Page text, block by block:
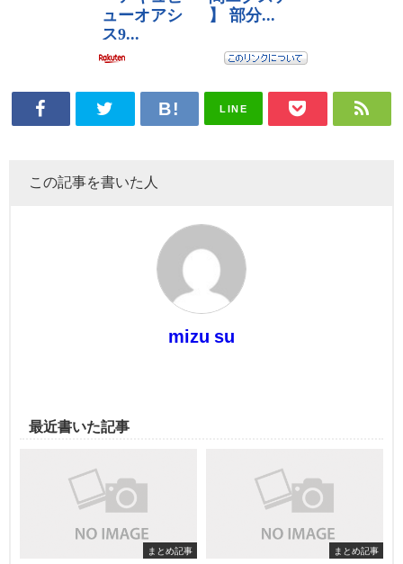
LINE
この記事を書いた人
mizu su
最近書いた記事
まとめ記事 まとめ記事